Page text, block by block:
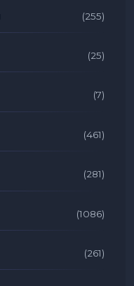
(255)
(25)
(7)
(461)
(281)
(1086)
(261)